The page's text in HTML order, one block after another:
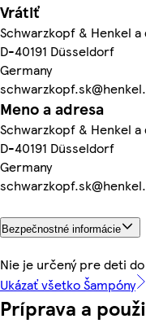
Vrátiť
Schwarzkopf & Henkel a
D-40191 Düsseldorf
Germany
Meno a adresa
Schwarzkopf & Henkel a
D-40191 Düsseldorf
Germany
Bezpečnostné informácie
Nie je určený pre deti
Ukázať všetko Šampóny
Príprava a